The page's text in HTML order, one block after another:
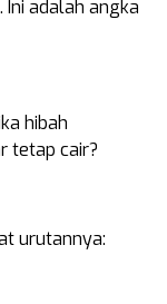
Ini adalah angka
hibah
tetap cair?
urutannya: